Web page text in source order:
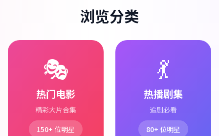
浏览分类
🎭
热门电影
精彩大片合集
150+ 位明星
💃
热播剧集
追剧必看
80+ 位明星